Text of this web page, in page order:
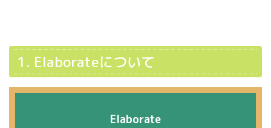
1. Elaborateについて
Elaborate